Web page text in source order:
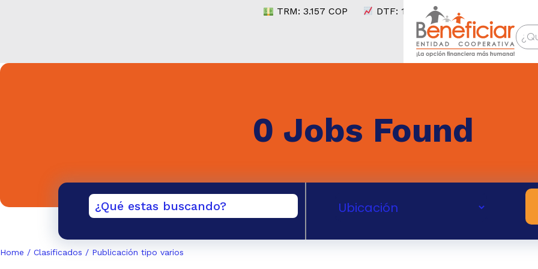
TRM:3.157COP DTF:10,34 % E.A.
0 Jobs Found
Home / Clasificados / Publicación tipo varios